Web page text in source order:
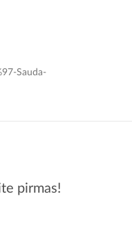
Sauda-
pirmas!